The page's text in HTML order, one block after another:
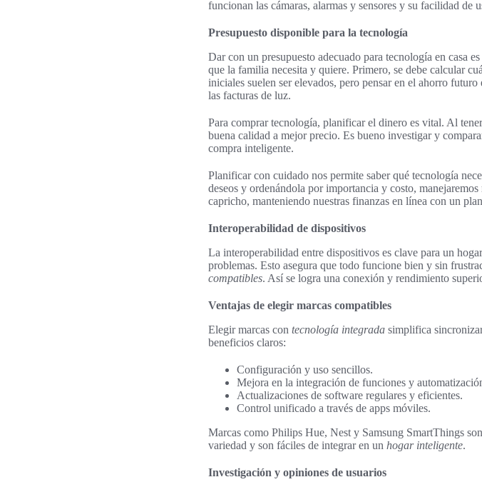
funcionan las cámaras, alarmas y sensores y su facilidad de
Presupuesto disponible para la tecnología
Dar con un presupuesto adecuado para tecnología en casa
que la familia necesita y quiere. Primero, se debe calcular
iniciales suelen ser elevados, pero pensar en el ahorro
las facturas de luz.
Para comprar tecnología, planificar el dinero es vital. Al
buena calidad a mejor precio. Es bueno investigar y
compra inteligente.
Planificar con cuidado nos permite saber qué tecnología
deseos y ordenándola por importancia y costo,
capricho, manteniendo nuestras finanzas en línea con un
Interoperabilidad de dispositivos
La interoperabilidad entre dispositivos es clave para un
problemas. Esto asegura que todo funcione bien y sin
compatibles. Así se logra una conexión y rendimiento
Ventajas de elegir marcas compatibles
Elegir marcas con tecnología integrada simplifica
beneficios claros:
Configuración y uso sencillos.
Mejora en la integración de funciones y
Actualizaciones de software regulares y eficientes.
Control unificado a través de apps móviles.
Marcas como Philips Hue, Nest y Samsung SmartThings
variedad y son fáciles de integrar en un hogar inteligente.
Investigación y opiniones de usuarios